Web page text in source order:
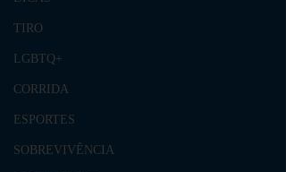
TIRO
LGBTQ+
CORRIDA
ESPORTES
SOBREVIVÊNCIA